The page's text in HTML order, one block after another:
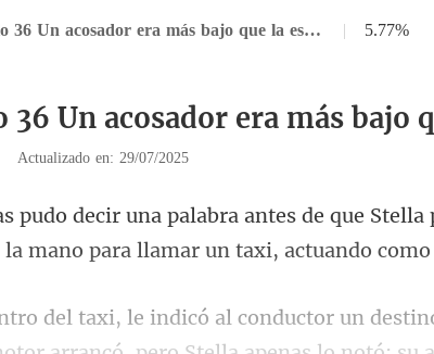
Capítulo 36 Un acosador era más bajo que la escoria | 5.77%
36 Un acosador era más bajo
Actualizado en: 29/07/2025
lla
mano para llam